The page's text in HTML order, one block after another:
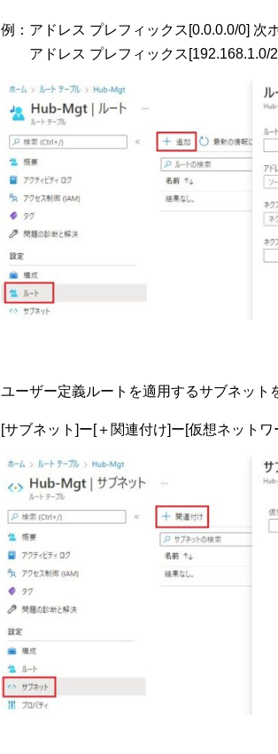
例：アドレス プレフィックス[0.0.0.0/0] 次
アドレス プレフィックス[192.168.1.0/
ユーザー定義ルートを適用するサブネット
[サブネット]ー[＋関連付け]ー[仮想ネット